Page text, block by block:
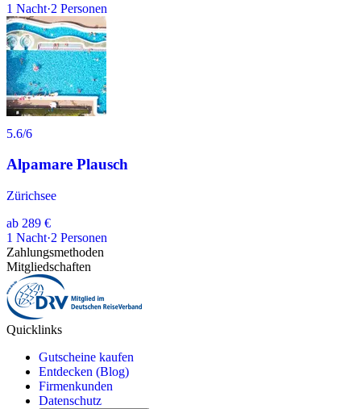
1 Nacht·2 Personen
5.6/6
Alpamare Plausch
Zürichsee
ab 289 €
1 Nacht·2 Personen
Zahlungsmethoden
Mitgliedschaften
Quicklinks
Gutscheine kaufen
Entdecken (Blog)
Firmenkunden
Datenschutz